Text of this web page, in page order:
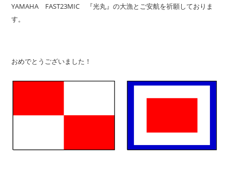
YAMAHA FAST23MIC 『光丸』の大漁とご安航を祈願しておりま
す。
おめでとうございました！